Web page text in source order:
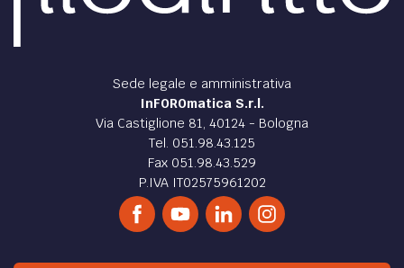
Sede legale e amministrativa
InFOROmatica S.r.l.
Via Castiglione 81, 40124 - Bologna
Tel. 051.98.43.125
Fax 051.98.43.529
P.IVA IT02575961202